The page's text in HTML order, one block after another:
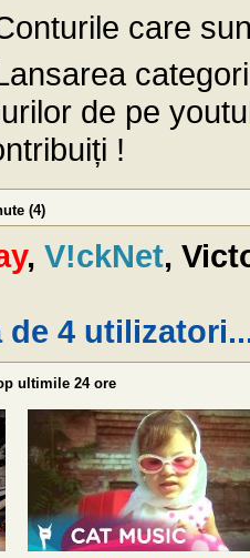
care
de pe
!
(4)
, V!ckNet,
de 4
ultimile 24 ore